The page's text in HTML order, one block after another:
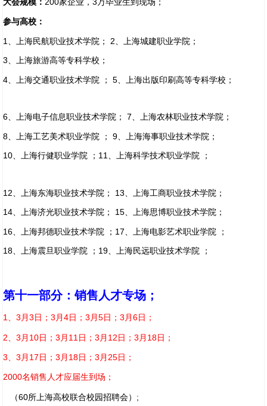
参与高校：
1、上海民航职业技术学院； 2、上海城建职业学院；
3、上海旅游高等专科学校；
4、上海交通职业技术学院 ； 5、上海出版印刷高等专科学校；
6、上海电子信息职业技术学院； 7、上海农林职业技术学院；
8、上海工艺美术职业学院 ； 9、上海海事职业技术学院；
10、上海行健职业学院 ；11、上海科学技术职业学院 ；
12、上海东海职业技术学院； 13、上海工商职业技术学院；
14、上海济光职业技术学院； 15、上海思博职业技术学院；
16、上海邦德职业技术学院 ；17、上海电影艺术职业学院 ；
18、上海震旦职业学院 ；19、上海民远职业技术学院 ；
第十一部分：销售人才专场；
1、3月3日；3月4日；3月5日；3月6日；
2、3月10日；3月11日；3月12日；3月18日；
3、3月17日；3月18日；3月25日；
2000名销售人才应届生到场；
（60所上海高校联合校园招聘会）;